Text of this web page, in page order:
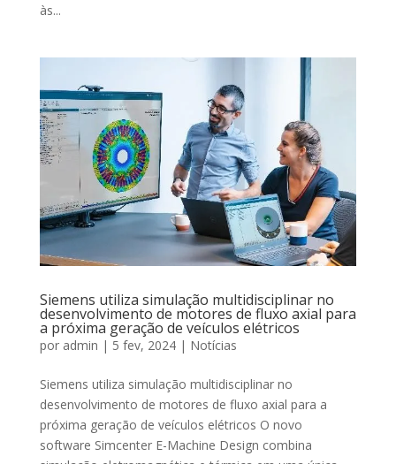
às...
Siemens utiliza simulação multidisciplinar no
desenvolvimento de motores de fluxo axial para
a próxima geração de veículos elétricos
por admin | 5 fev, 2024| Notícias
Siemens utiliza simulação multidisciplinar no
desenvolvimento de motores de fluxo axial para a
próxima geração de veículos elétricos O novo
software Simcenter E-Machine Design combina